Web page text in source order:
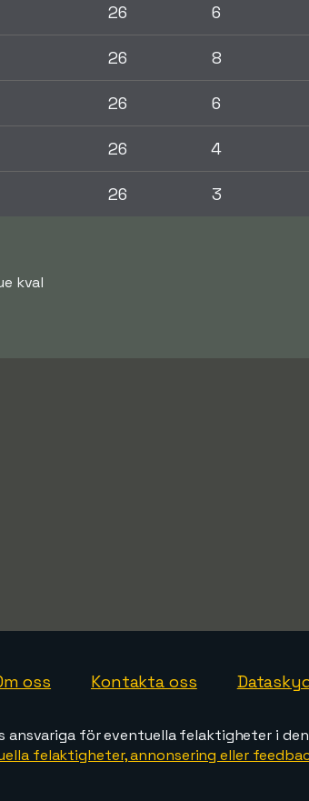
26 6
26 8
26 6
26 4
26 3
kval
oss Kontakta oss
ansvariga för eventuella felaktigheter i
felaktigheter, annonsering eller